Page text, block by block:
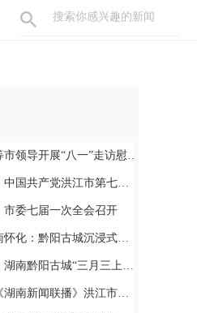
导开展“八一”走访慰问活动
党洪江市第七次代表大会胜利闭幕
市委七届一次全会召开
黔阳古城沉浸式玩法热度攀升
古城“三月三上巳节”演绎千年文化盛宴
播》洪江市：相约三月三 体验地道民俗